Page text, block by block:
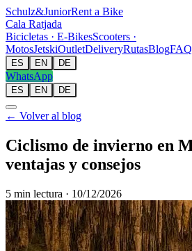
Schulz&JuniorRent a Bike
Cala Ratjada
Bicicletas · E-BikesScooters ·
MotosJetskiOutletDeliveryRutasBlogFAQ
ES EN DE
WhatsApp
ES EN DE
← Volver al blog
Ciclismo de invierno en
ventajas y consejos
5 min lectura · 10/12/2026